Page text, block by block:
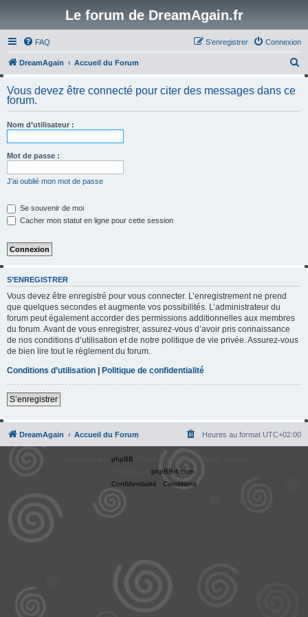
Le forum de DreamAgain.fr
FAQ Connexion
S’enregistrer
DreamAgain Accueil du Forum
h
Vous devez être connecté pour citer des messages dans ce
forum.
Nom d’utilisateur :
Mot de passe :
J’ai oublié mon mot de passe
Se souvenir de moi
Cacher mon statut en ligne pour cette session
S’ENREGISTRER
Vous devez être enregistré pour vous connecter. L’enregistrement ne prend
que quelques secondes et augmente vos possibilités. L’administrateur du
forum peut également accorder des permissions additionnelles aux membres
du forum. Avant de vous enregistrer, assurez-vous d’avoir pris connaissance
de nos conditions d’utilisation et de notre politique de vie privée. Assurez-vous
de bien lire tout le règlement du forum.
Conditions d’utilisation | Politique de confidentialité
S’enregistrer
DreamAgain Accueil du Forum Heures au format UTC+02:00
phpBB
phpBB-fr.com
Confidentialité
Conditions